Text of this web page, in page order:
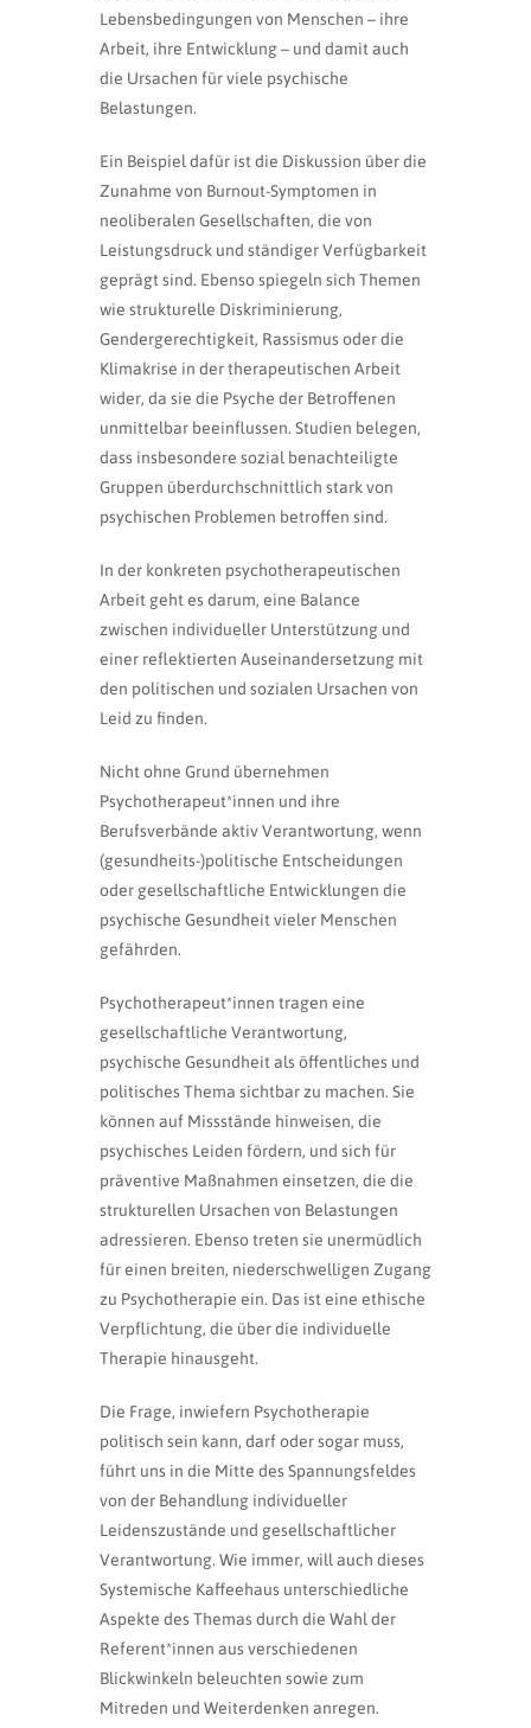
Lebensbedingungen von Menschen – ihre
Arbeit, ihre Entwicklung – und damit auch
die Ursachen für viele psychische
Belastungen.
Ein Beispiel dafür ist die Diskussion über die
Zunahme von Burnout-Symptomen in
neoliberalen Gesellschaften, die von
Leistungsdruck und ständiger Verfügbarkeit
geprägt sind. Ebenso spiegeln sich Themen
wie strukturelle Diskriminierung,
Gendergerechtigkeit, Rassismus oder die
Klimakrise in der therapeutischen Arbeit
wider, da sie die Psyche der Betroffenen
unmittelbar beeinflussen. Studien belegen,
dass insbesondere sozial benachteiligte
Gruppen überdurchschnittlich stark von
psychischen Problemen betroffen sind.
In der konkreten psychotherapeutischen
Arbeit geht es darum, eine Balance
zwischen individueller Unterstützung und
einer reflektierten Auseinandersetzung mit
den politischen und sozialen Ursachen von
Leid zu finden.
Nicht ohne Grund übernehmen
Psychotherapeut*innen und ihre
Berufsverbände aktiv Verantwortung, wenn
(gesundheits-)politische Entscheidungen
oder gesellschaftliche Entwicklungen die
psychische Gesundheit vieler Menschen
gefährden.
Psychotherapeut*innen tragen eine
gesellschaftliche Verantwortung,
psychische Gesundheit als öffentliches und
politisches Thema sichtbar zu machen. Sie
können auf Missstände hinweisen, die
psychisches Leiden fördern, und sich für
präventive Maßnahmen einsetzen, die die
strukturellen Ursachen von Belastungen
adressieren. Ebenso treten sie unermüdlich
für einen breiten, niederschwelligen Zugang
zu Psychotherapie ein. Das ist eine ethische
Verpflichtung, die über die individuelle
Therapie hinausgeht.
Die Frage, inwiefern Psychotherapie
politisch sein kann, darf oder sogar muss,
führt uns in die Mitte des Spannungsfeldes
von der Behandlung individueller
Leidenszustände und gesellschaftlicher
Verantwortung. Wie immer, will auch dieses
Systemische Kaffeehaus unterschiedliche
Aspekte des Themas durch die Wahl der
Referent*innen aus verschiedenen
Blickwinkeln beleuchten sowie zum
Mitreden und Weiterdenken anregen.